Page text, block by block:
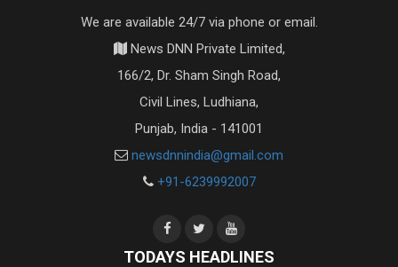
We are available 24/7 via phone or email.
News DNN Private Limited,
166/2, Dr. Sham Singh Road,
Civil Lines, Ludhiana,
Punjab, India - 141001
newsdnnindia@gmail.com
+91-6239992007
TODAYS HEADLINES